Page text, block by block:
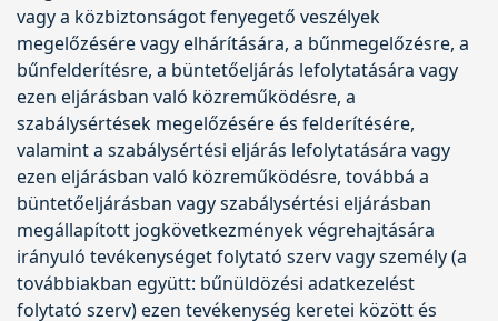
vagy a közbiztonságot fenyegető veszélyek
megelőzésére vagy elhárítására, a bűnmegelőzésre, a
bűnfelderítésre, a büntetőeljárás lefolytatására vagy
ezen eljárásban való közreműködésre, a
szabálysértések megelőzésére és felderítésére,
valamint a szabálysértési eljárás lefolytatására vagy
ezen eljárásban való közreműködésre, továbbá a
büntetőeljárásban vagy szabálysértési eljárásban
megállapított jogkövetkezmények végrehajtására
irányuló tevékenységet folytató szerv vagy személy (a
továbbiakban együtt: bűnüldözési adatkezelést
folytató szerv) ezen tevékenység keretei között és